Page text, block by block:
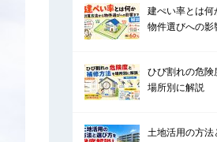
建ぺい率とは何
物件選びへの影
ひび割れの危険
場所別に解説
土地活用の方法